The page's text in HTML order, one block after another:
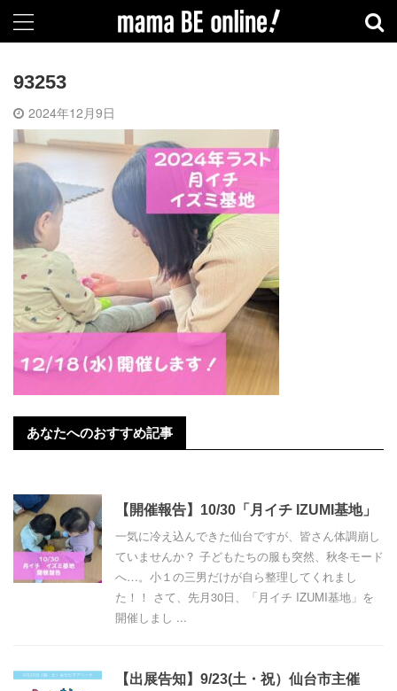
93253
2024年12月9日
あなたへのおすすめ記事
【開催報告】10/30「月イチ IZUMI基地」
一気に冷え込んできた仙台ですが、皆さん体調崩し
ていませんか？ 子どもたちの服も突然、秋冬モード
へ…。小１の三男だけが自ら整理してくれまし
た！！ さて、先月30日、「月イチ IZUMI基地」を
開催しまし ...
【出展告知】9/23(土・祝）仙台市主催